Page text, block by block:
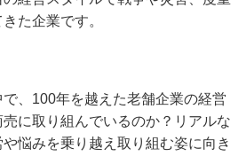
た企業です。
、100年を越えた老舗企業の経営
に取り組んでいるのか？リアルな
悩みを乗り越え取り組む姿に向き